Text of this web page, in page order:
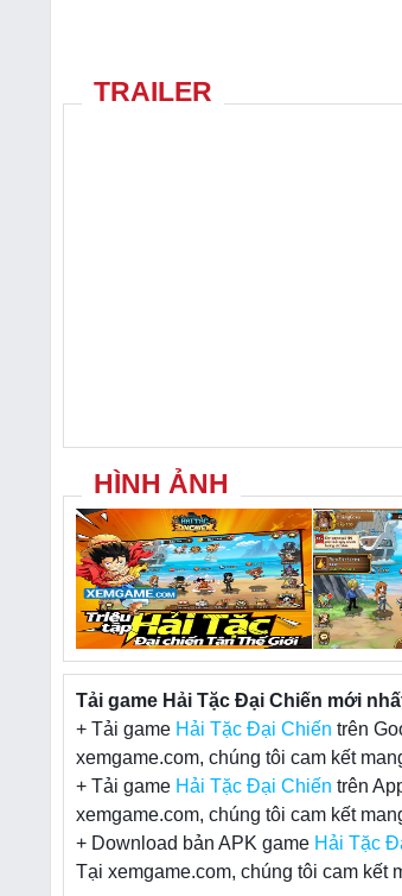
TRAILER
HÌNH ẢNH
Tải game Hải Tặc Đại Chiến mới
+ Tải game Hải Tặc Đại Chiến trên
xemgame.com, chúng tôi cam kết
+ Tải game Hải Tặc Đại Chiến trên
xemgame.com, chúng tôi cam kết
+ Download bản APK game Hải Tặc
Tại xemgame.com, chúng tôi cam kết